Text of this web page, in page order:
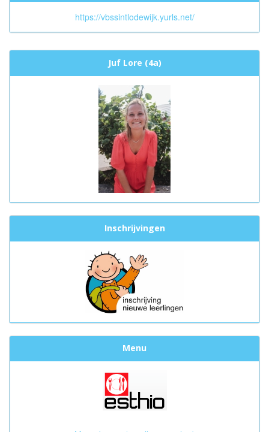
https://vbssintlodewijk.yurls.net/
Juf Lore (4a)
Inschrijvingen
Menu